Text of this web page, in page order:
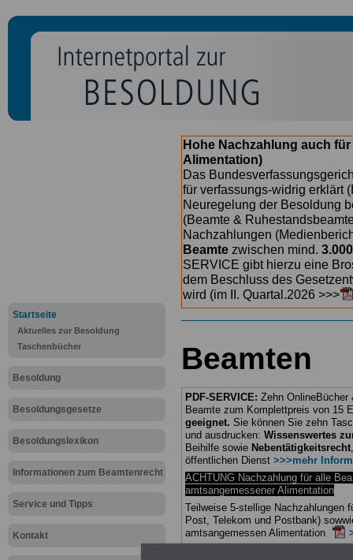
Startseite
Aktuelles zur Besoldung
Taschenbücher
Besoldung
Besoldungsgesetze
Besoldungslexikon
Informationen zum Beamtenrecht
Service und Tipps
Kontakt
Hohe Nachzahlung auch
Alimentation)
Das
für verfassungs-widrig erklärt
Neuregelung der Besoldung
(Beamte &
Nachzahlungen
Beamte zwischen mind.
SERVICE gibt hierzu eine
dem Beschluss des
wird (im II. Quartal.2026 >>>
Beamten
PDF-SERVICE: Zehn
Beamte zum Komplettpreis von 15
geeignet. Sie können Sie zehn
und ausdrucken: Wissenswertes
Beihilfe sowie Nebentätigkeitsrecht
öffentlichen Dienst >>>mehr
ACHTUNG Nachzahlung für alle
amtsangemessener Alimentation
Teilweise 5-stellige Nachzahlungen
Post, Telekom und Postbank)
amtsangemessen Alimentation